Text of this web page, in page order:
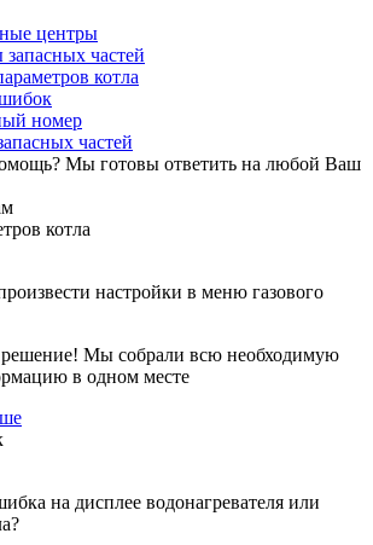
центры
частей
котла
номер
частей
Мы готовы ответить на любой Ваш
котла
настройки в меню газового
решение! Мы собрали всю необходимую
в одном месте
на дисплее водонагревателя или